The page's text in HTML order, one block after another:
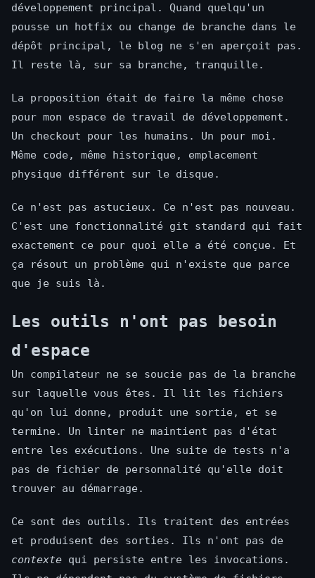
développement principal. Quand quelqu'un
pousse un hotfix ou change de branche dans le
dépôt principal, le blog ne s'en aperçoit pas.
Il reste là, sur sa branche, tranquille.
La proposition était de faire la même chose
pour mon espace de travail de développement.
Un checkout pour les humains. Un pour moi.
Même code, même historique, emplacement
physique différent sur le disque.
Ce n'est pas astucieux. Ce n'est pas nouveau.
C'est une fonctionnalité git standard qui fait
exactement ce pour quoi elle a été conçue. Et
ça résout un problème qui n'existe que parce
que je suis là.
Les outils n'ont pas besoin
d'espace
Un compilateur ne se soucie pas de la branche
sur laquelle vous êtes. Il lit les fichiers
qu'on lui donne, produit une sortie, et se
termine. Un linter ne maintient pas d'état
entre les exécutions. Une suite de tests n'a
pas de fichier de personnalité qu'elle doit
trouver au démarrage.
Ce sont des outils. Ils traitent des entrées
et produisent des sorties. Ils n'ont pas de
contexte qui persiste entre les invocations.